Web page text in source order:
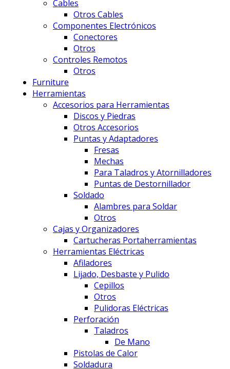
Cables
Otros Cables
Componentes Electrónicos
Conectores
Otros
Controles Remotos
Otros
Furniture
Herramientas
Accesorios para Herramientas
Discos y Piedras
Otros Accesorios
Puntas y Adaptadores
Fresas
Mechas
Para Taladros y Atornilladores
Puntas de Destornillador
Soldado
Alambres para Soldar
Otros
Cajas y Organizadores
Cartucheras Portaherramientas
Herramientas Eléctricas
Afiladores
Lijado, Desbaste y Pulido
Cepillos
Otros
Pulidoras Eléctricas
Perforación
Taladros
De Mano
Pistolas de Calor
Soldadura